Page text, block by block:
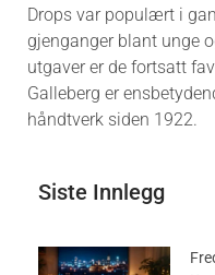
Drops var populært i
gjenganger blant unge
utgaver er de fortsatt
Galleberg er
håndtverk siden 1922.
Siste Innlegg